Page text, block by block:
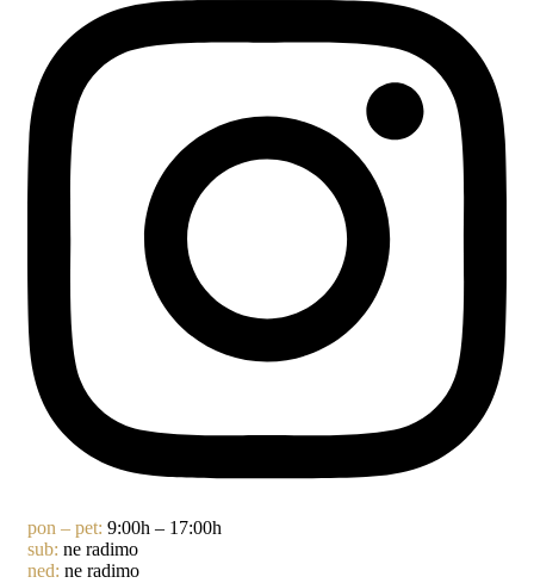
pon – pet: 9:00h – 17:00h
sub: ne radimo
ned: ne radimo